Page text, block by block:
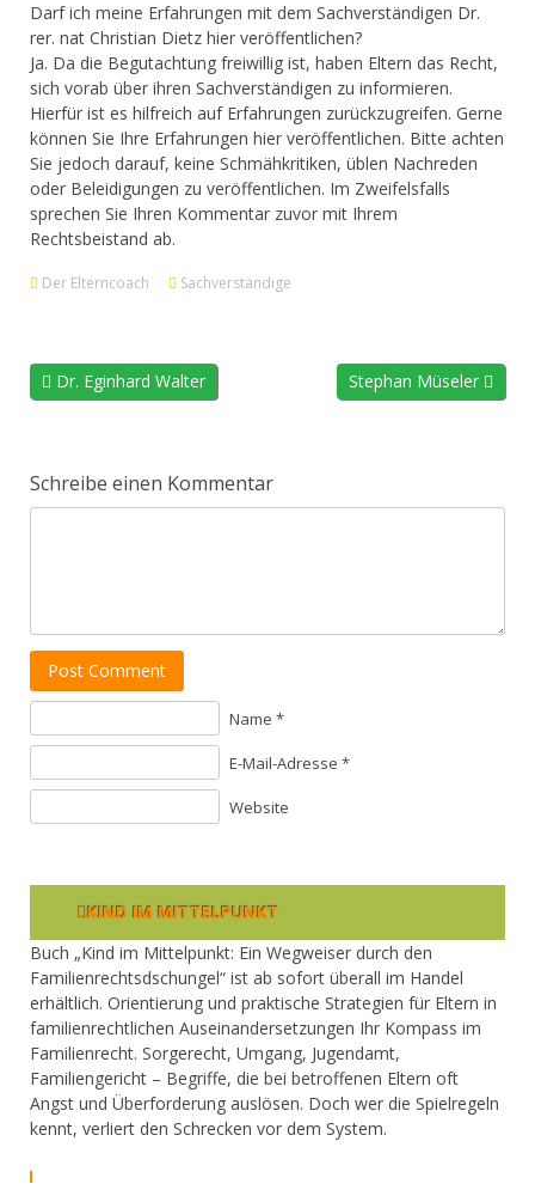
Darf ich meine Erfahrungen mit dem Sachverständigen Dr.
rer. nat Christian Dietz hier veröffentlichen?
Ja. Da die Begutachtung freiwillig ist, haben Eltern das Recht,
sich vorab über ihren Sachverständigen zu informieren.
Hierfür ist es hilfreich auf Erfahrungen zurückzugreifen. Gerne
können Sie Ihre Erfahrungen hier veröffentlichen. Bitte achten
Sie jedoch darauf, keine Schmähkritiken, üblen Nachreden
oder Beleidigungen zu veröffentlichen. Im Zweifelsfalls
sprechen Sie Ihren Kommentar zuvor mit Ihrem
Rechtsbeistand ab.
Der Elterncoach Sachverständige
Dr. Eginhard Walter Stephan Müseler
Schreibe einen Kommentar
Post Comment
Name *
E-Mail-Adresse *
Website
KIND IM MITTELPUNKT
Buch „Kind im Mittelpunkt: Ein Wegweiser durch den
Familienrechtsdschungel“ ist ab sofort überall im Handel
erhältlich. Orientierung und praktische Strategien für Eltern in
familienrechtlichen Auseinandersetzungen Ihr Kompass im
Familienrecht. Sorgerecht, Umgang, Jugendamt,
Familiengericht – Begriffe, die bei betroffenen Eltern oft
Angst und Überforderung auslösen. Doch wer die Spielregeln
kennt, verliert den Schrecken vor dem System.